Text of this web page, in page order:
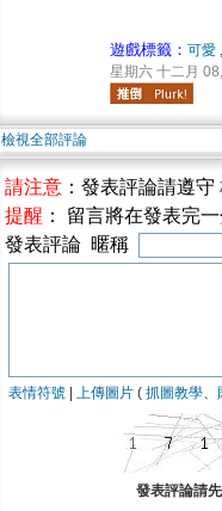
遊戲標籤： 可愛 ,
星期六 十二月
檢視全部評論
請注意 ：發表評論請遵守
提醒 ： 留言將在發表完
發表評論 暱稱
表情符號 上傳圖片 ( 抓圖教學、
發表評論請先